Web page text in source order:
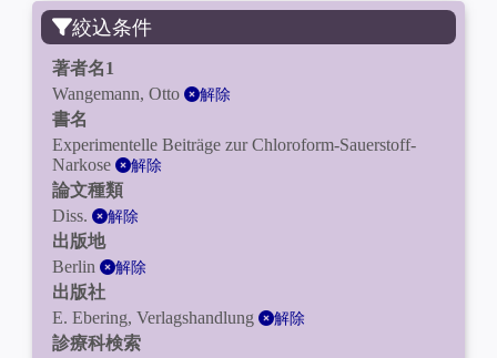
絞込条件
著者名1
Wangemann, Otto
解除
書名
Experimentelle Beiträge zur Chloroform-Sauerstoff-
Narkose
解除
論文種類
Diss.
解除
出版地
Berlin
解除
出版社
E. Ebering, Verlagshandlung
解除
診療科検索